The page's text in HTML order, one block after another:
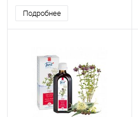
Подробнее